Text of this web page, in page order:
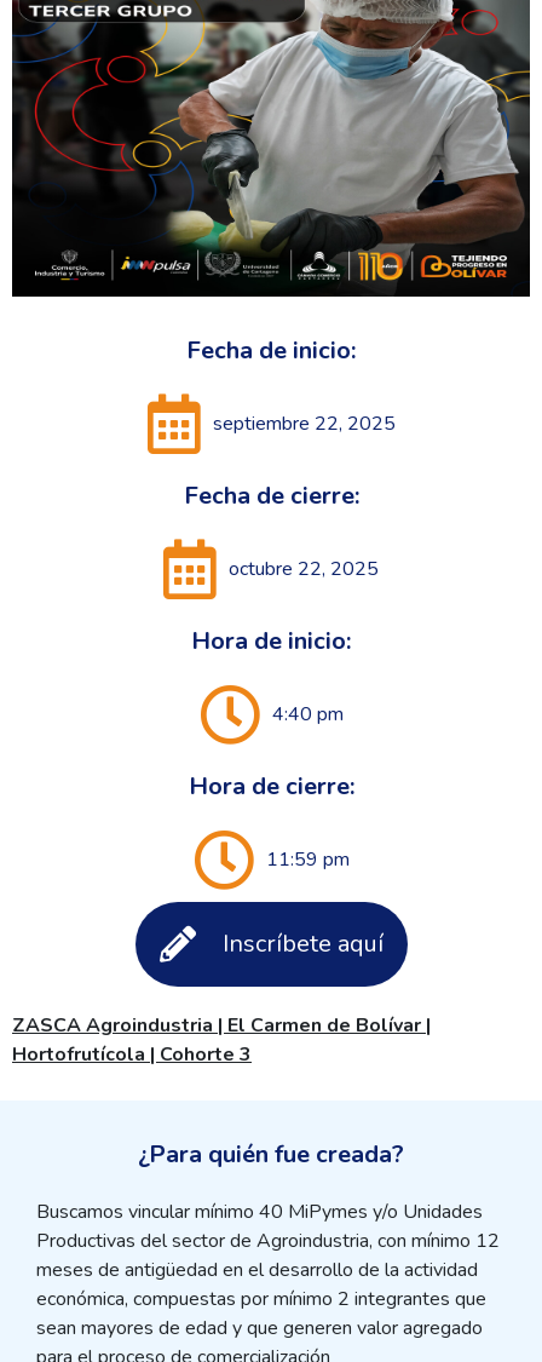
Fecha de inicio:
septiembre 22, 2025
Fecha de cierre:
octubre 22, 2025
Hora de inicio:
4:40 pm
Hora de cierre:
11:59 pm
Inscríbete aquí
ZASCA Agroindustria | El Carmen de Bolívar |
Hortofrutícola | Cohorte 3
¿Para quién fue creada?
Buscamos vincular mínimo 40 MiPymes y/o Unidades
Productivas del sector de Agroindustria, con mínimo 12
meses de antigüedad en el desarrollo de la actividad
económica, compuestas por mínimo 2 integrantes que
sean mayores de edad y que generen valor agregado